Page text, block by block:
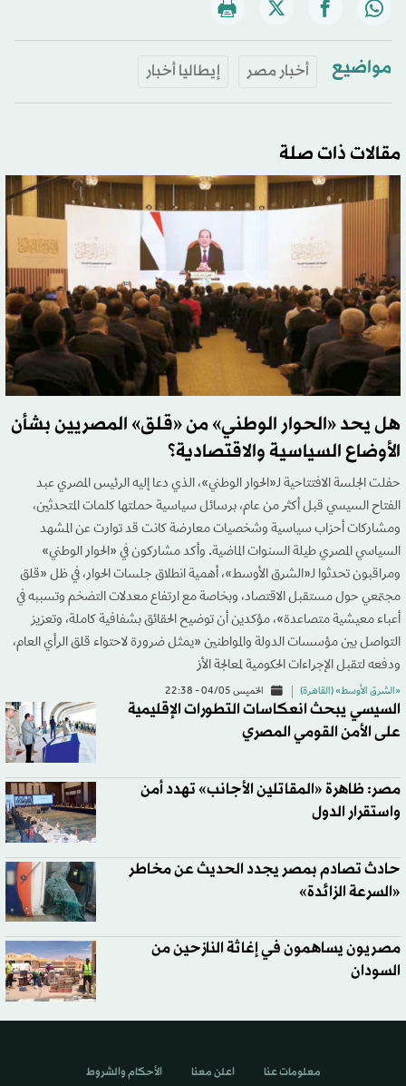
مواضيع أخبار مصر إيطاليا أخبار
مقالات ذات صلة
هل يحد «الحوار الوطني» من «قلق» المصريين بشأن
الأوضاع السياسية والاقتصادية؟
حفلت الجلسة الافتتاحية لـ«الحوار الوطني»، الذي دعا إليه الرئيس المصري عبد
الفتاح السيسي قبل أكثر من عام، برسائل سياسية حملتها كلمات المتحدثين،
ومشاركات أحزاب سياسية وشخصيات معارضة كانت قد توارت عن المشهد
السياسي المصري طيلة السنوات الماضية. وأكد مشاركون في «الحوار الوطني»
ومراقبون تحدثوا لـ«الشرق الأوسط»، أهمية انطلاق جلسات الحوار، في ظل «قلق
مجتمعي حول مستقبل الاقتصاد، وبخاصة مع ارتفاع معدلات التضخم وتسببه في
أعباء معيشية متصاعدة»، مؤكدين أن توضيح الحقائق بشفافية كاملة، وتعزيز
التواصل بين مؤسسات الدولة والمواطنين «يمثل ضرورة لاحتواء قلق الرأي العام،
ودفعه لتقبل الإجراءات الحكومية لمعالجة الأز
«الشرق الأوسط» (القاهرة) الخميس 04/05 - 22:38
السيسي يبحث انعكاسات التطورات الإقليمية
على الأمن القومي المصري
مصر: ظاهرة «المقاتلين الأجانب» تهدد أمن
واستقرار الدول
حادث تصادم بمصر يجدد الحديث عن مخاطر
«السرعة الزائدة»
مصريون يساهمون في إغاثة النازحين من
السودان
معلومات عنا اعلن معنا الأحكام والشروط